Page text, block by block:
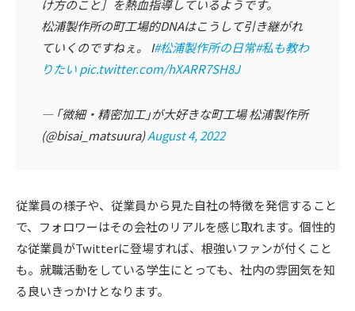
け方のこと］を熱血指導しているようです。
松浦製作所の町工場的DNAはこうして引き継がれ
ていくのですねぇ。 I#松浦製作所の日常#私も教わ
りたいpic.twitter.com/hXARR7SH8J
— ｢微細・精密加工｣が大好きな町工場 松浦製作所
(@bisai_matsuura)August 4, 2022
従業員の様子や、従業員から見た自社の特徴を発信すること
で、フォロワーはその会社のリアルを感じ取れます。個性的
な従業員がTwitterに登場すれば、根強いファンが付くこと
も。就職活動をしている学生にとっても、社内の雰囲気を知
る良いきっかけとなります。